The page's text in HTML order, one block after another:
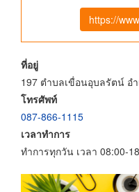
https://
ที่อยู่
197 ตำบลเขื่อนอุบลรัตน์ อ
โทรศัพท์
087-866-1115
เวลาทำการ
ทำการทุกวัน เวลา 08:00-